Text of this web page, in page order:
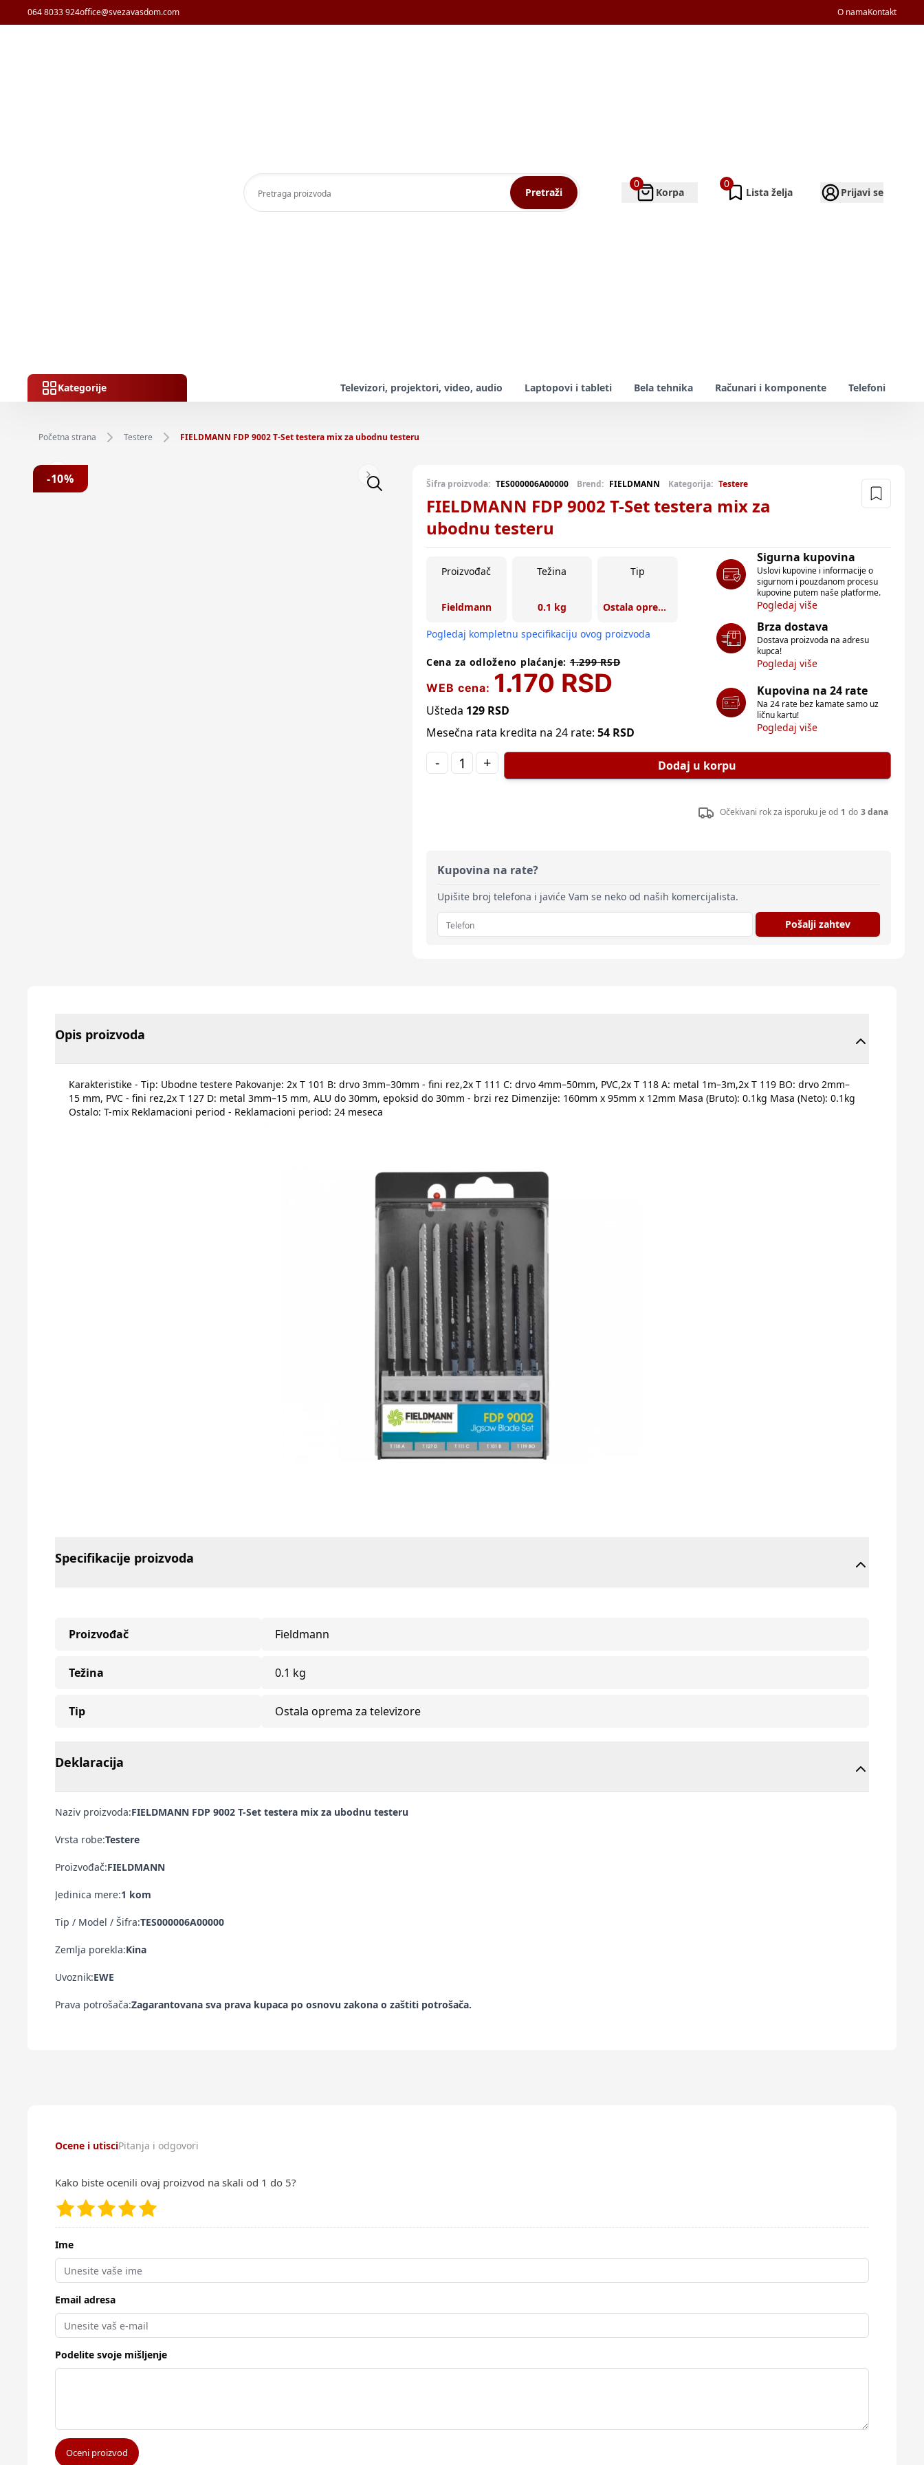
064 8033 924office@svezavasdom.com O namaKontakt
Pretraži
0
Korpa
0
Lista želja Prijavi se
Kategorije Televizori, projektori, video, audio Laptopovi i tableti Bela tehnika Računari i komponente Telefoni
Početna strana Testere FIELDMANN FDP 9002 T-Set testera mix za ubodnu testeru
Previous slide Next slide
-10% Šifra proizvoda: TES000006A00000 Brend: FIELDMANN Kategorija: Testere
FIELDMANN FDP 9002 T-Set testera mix za
ubodnu testeru
Proizvođač
Fieldmann
Težina
0.1 kg
Tip
Ostala oprema za televizore
Pogledaj kompletnu specifikaciju ovog proizvoda
Cena za odloženo plaćanje: 1.299RSD
WEB cena: 1.170 RSD
Ušteda 129 RSD
Mesečna rata kredita na 24 rate: 54 RSD
Sigurna kupovina
Uslovi kupovine i informacije o
sigurnom i pouzdanom procesu
kupovine putem naše platforme.
Pogledaj više
Brza dostava
Dostava proizvoda na adresu
kupca!
Pogledaj više
Kupovina na 24 rate
Na 24 rate bez kamate samo uz
ličnu kartu!
Pogledaj više
- + Dodaj u korpu
Očekivani rok za isporuku je od 1 do 3 dana
Kupovina na rate?
Upišite broj telefona i javiće Vam se neko od naših komercijalista.
Pošalji zahtev
Opis proizvoda
Karakteristike - Tip: Ubodne testere Pakovanje: 2x T 101 B: drvo 3mm–30mm - fini rez,2x T 111 C: drvo 4mm–50mm, PVC,2x T 118 A: metal 1m–3m,2x T 119 BO: drvo 2mm–
15 mm, PVC - fini rez,2x T 127 D: metal 3mm–15 mm, ALU do 30mm, epoksid do 30mm - brzi rez Dimenzije: 160mm x 95mm x 12mm Masa (Bruto): 0.1kg Masa (Neto): 0.1kg
Ostalo: T-mix Reklamacioni period - Reklamacioni period: 24 meseca
Specifikacije proizvoda
Proizvođač Fieldmann
Težina 0.1 kg
Tip Ostala oprema za televizore
Deklaracija
Naziv proizvoda:FIELDMANN FDP 9002 T-Set testera mix za ubodnu testeru
Vrsta robe:Testere
Proizvođač:FIELDMANN
Jedinica mere:1 kom
Tip / Model / Šifra:TES000006A00000
Zemlja porekla:Kina
Uvoznik:EWE
Prava potrošača:Zagarantovana sva prava kupaca po osnovu zakona o zaštiti potrošača.
Ocene i utisciPitanja i odgovori
Kako biste ocenili ovaj proizvod na skali od 1 do 5?
Ime
Email adresa
Podelite svoje mišljenje
Oceni proizvod